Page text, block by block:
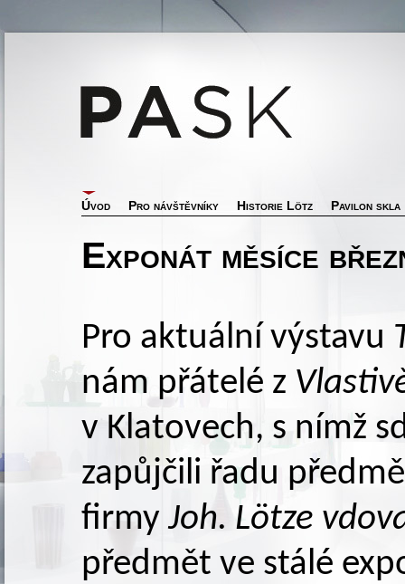
Úvod Pro návštěvníky Historie Lötz Pavilon skla
Exponát měsíce
Pro aktuální výstavu
nám přátelé z
v Klatovech, s nímž
zapůjčili řadu
firmyJoh. Lötze
předmět ve stálé